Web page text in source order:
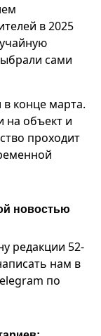
в 2025
сами
конце марта.
на объект и
проходит
новостью
редакции 52-
нам в
по